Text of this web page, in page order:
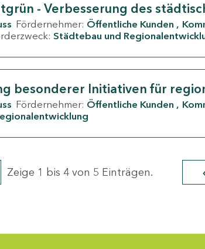
- Verbesserung des
Fördernehmer: Öffentliche Kunden
Städtebau und
besonderer Initiativen für
Fördernehmer: Öffentliche Kunden
Zeige 1 bis 4 von 5 Einträgen.